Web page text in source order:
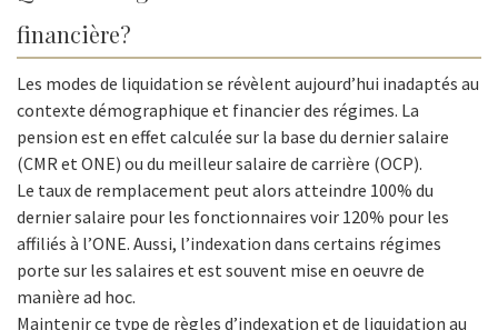
financière?
Les modes de liquidation se révèlent aujourd’hui inadaptés au
contexte démographique et financier des régimes. La
pension est en effet calculée sur la base du dernier salaire
(CMR et ONE) ou du meilleur salaire de carrière (OCP).
Le taux de remplacement peut alors atteindre 100% du
dernier salaire pour les fonctionnaires voir 120% pour les
affiliés à l’ONE. Aussi, l’indexation dans certains régimes
porte sur les salaires et est souvent mise en oeuvre de
manière ad hoc.
Maintenir ce type de règles d’indexation et de liquidation au